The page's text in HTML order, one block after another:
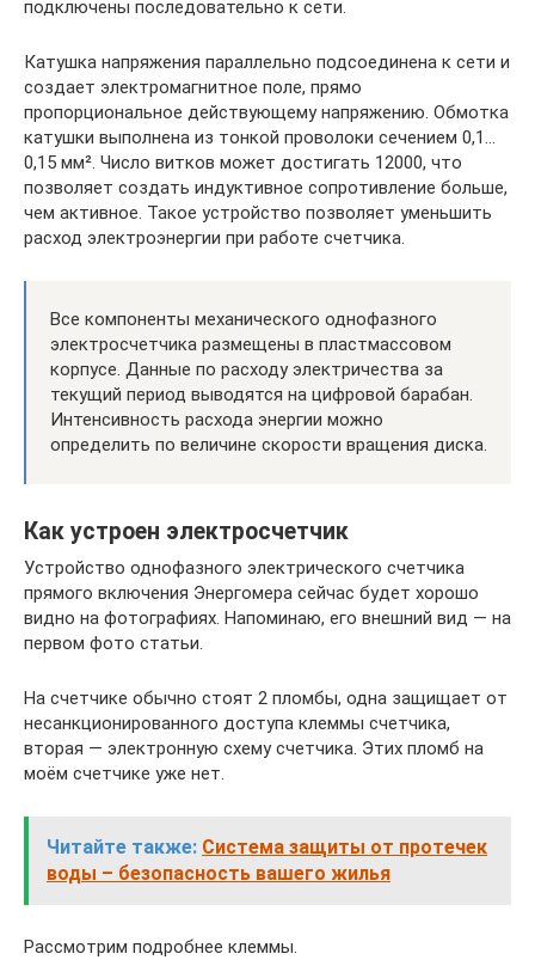
подключены последовательно к сети.
Катушка напряжения параллельно подсоединена к сети и
создает электромагнитное поле, прямо
пропорциональное действующему напряжению. Обмотка
катушки выполнена из тонкой проволоки сечением 0,1…
0,15 мм². Число витков может достигать 12000, что
позволяет создать индуктивное сопротивление больше,
чем активное. Такое устройство позволяет уменьшить
расход электроэнергии при работе счетчика.
Все компоненты механического однофазного
электросчетчика размещены в пластмассовом
корпусе. Данные по расходу электричества за
текущий период выводятся на цифровой барабан.
Интенсивность расхода энергии можно
определить по величине скорости вращения диска.
Как устроен электросчетчик
Устройство однофазного электрического счетчика
прямого включения Энергомера сейчас будет хорошо
видно на фотографиях. Напоминаю, его внешний вид — на
первом фото статьи.
На счетчике обычно стоят 2 пломбы, одна защищает от
несанкционированного доступа клеммы счетчика,
вторая — электронную схему счетчика. Этих пломб на
моём счетчике уже нет.
Читайте также: Система защиты от протечек
воды – безопасность вашего жилья
Рассмотрим подробнее клеммы.